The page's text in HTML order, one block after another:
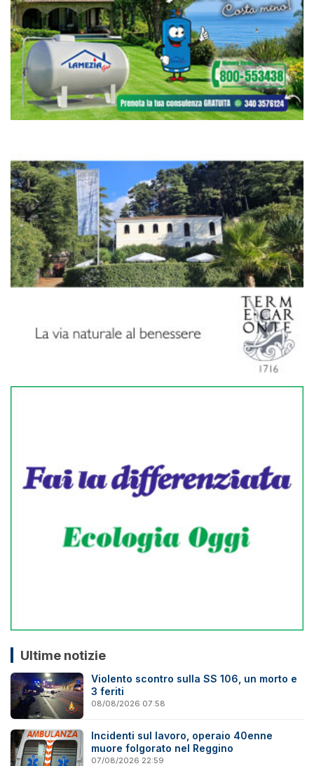
Ultime notizie
Violento scontro sulla SS 106, un morto e
3 feriti
08/08/2026 07:58
Incidenti sul lavoro, operaio 40enne
muore folgorato nel Reggino
07/08/2026 22:59